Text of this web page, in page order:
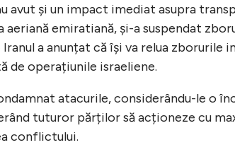
avut și un impact imediat asupra
aeriană emiratiană, și-a suspendat
a anunțat că își va relua zborurile
de operațiunile israeliene.
atacurile, considerându-le o
tuturor părților să acționeze cu
conflictului.